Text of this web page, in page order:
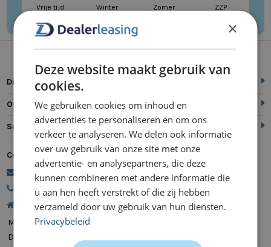
Vrije tijd Winter Zomer ZZP
Direct naar
Over ons
Service
Contact
commercie@dealerleasing.nl
088 700 18 18
Kanaalweg 9, 5721 MZ Asten
Maandag
Dinsdag
×
Deze website maakt gebruik van
cookies.
We gebruiken cookies om inhoud en
advertenties te personaliseren en om ons
verkeer te analyseren. We delen ook informatie
over uw gebruik van onze site met onze
advertentie- en analysepartners, die deze
kunnen combineren met andere informatie die
u aan hen heeft verstrekt of die zij hebben
verzameld door uw gebruik van hun diensten.
Privacybeleid